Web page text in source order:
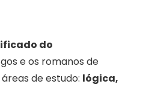
do
e os romanos de
de estudo: lógica,